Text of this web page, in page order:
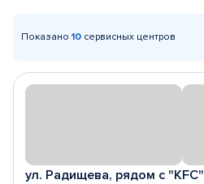
Показано 10 сервисных центров
ул. Радищева, рядом с "KFC"